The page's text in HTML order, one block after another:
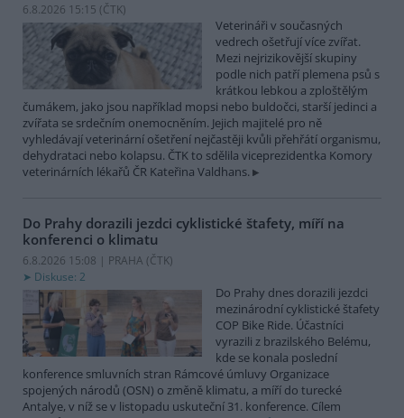
6.8.2026 15:15 (ČTK)
Veterináři v současných
vedrech ošetřují více zvířat.
Mezi nejrizikovější skupiny
podle nich patří plemena psů s
krátkou lebkou a zploštělým
čumákem, jako jsou například mopsi nebo buldočci, starší jedinci a
zvířata se srdečním onemocněním. Jejich majitelé pro ně
vyhledávají veterinární ošetření nejčastěji kvůli přehřátí organismu,
dehydrataci nebo kolapsu. ČTK to sdělila viceprezidentka Komory
veterinárních lékařů ČR Kateřina Valdhans.
Do Prahy dorazili jezdci cyklistické štafety, míří na
konferenci o klimatu
6.8.2026 15:08 | PRAHA (ČTK)
Diskuse: 2
Do Prahy dnes dorazili jezdci
mezinárodní cyklistické štafety
COP Bike Ride. Účastníci
vyrazili z brazilského Belému,
kde se konala poslední
konference smluvních stran Rámcové úmluvy Organizace
spojených národů (OSN) o změně klimatu, a míří do turecké
Antalye, v níž se v listopadu uskuteční 31. konference. Cílem